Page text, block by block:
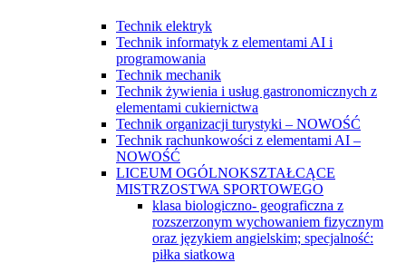
Technik elektryk
Technik informatyk z elementami AI i
programowania
Technik mechanik
Technik żywienia i usług gastronomicznych z
elementami cukiernictwa
Technik organizacji turystyki – NOWOŚĆ
Technik rachunkowości z elementami AI –
NOWOŚĆ
LICEUM OGÓLNOKSZTAŁCĄCE
MISTRZOSTWA SPORTOWEGO
klasa biologiczno- geograficzna z
rozszerzonym wychowaniem fizycznym
oraz językiem angielskim; specjalność:
piłka siatkowa